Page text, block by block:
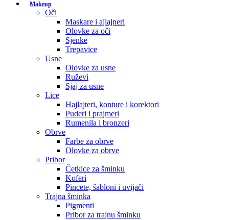
Makeup
Oči
Maskare i ajlajneri
Olovke za oči
Sjenke
Trepavice
Usne
Olovke za usne
Ruževi
Sjaj za usne
Lice
Hajlajteri, konture i korektori
Puderi i prajmeri
Rumenila i bronzeri
Obrve
Farbe za obrve
Olovke za obrve
Pribor
Četkice za šminku
Koferi
Pincete, šabloni i uvijači
Trajna šminka
Pigmenti
Pribor za trajnu šminku